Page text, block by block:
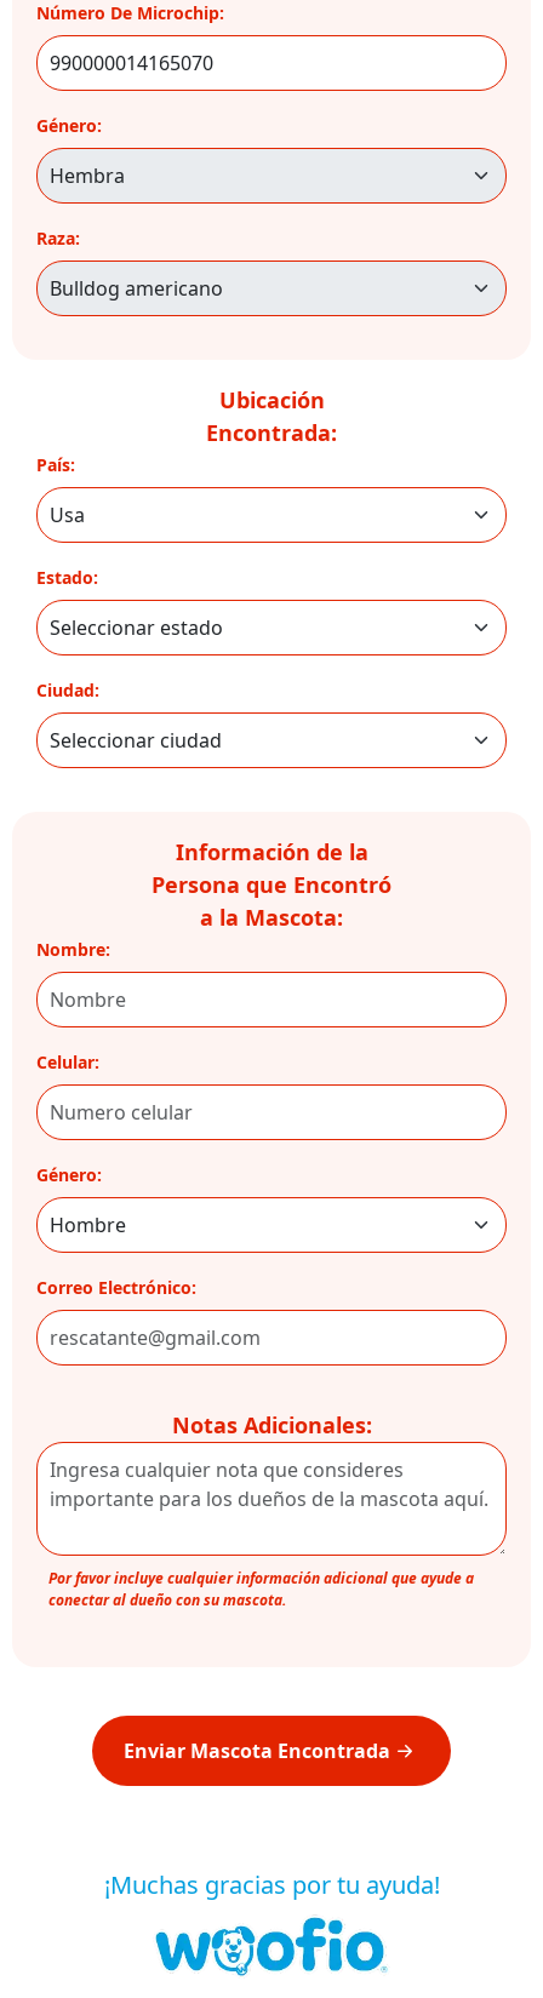
Número De Microchip:
Género:
Raza:
Ubicación
Encontrada:
País:
Estado:
Ciudad:
Información de la
Persona que Encontró
a la Mascota:
Nombre:
Celular:
Género:
Correo Electrónico:
Notas Adicionales:
Por favor incluye cualquier información adicional que ayude a
conectar al dueño con su mascota.
Enviar Mascota Encontrada
¡Muchas gracias por tu ayuda!